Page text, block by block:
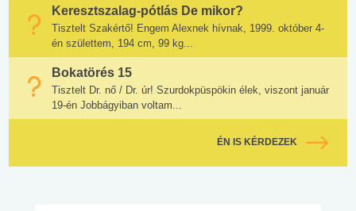
Keresztszalag-pótlás De mikor?
Tisztelt Szakértő! Engem Alexnek hívnak, 1999. október 4-
én születtem, 194 cm, 99 kg...
Bokatörés 15
Tisztelt Dr. nő / Dr. úr! Szurdokpüspökin élek, viszont január
19-én Jobbágyiban voltam...
ÉN IS KÉRDEZEK